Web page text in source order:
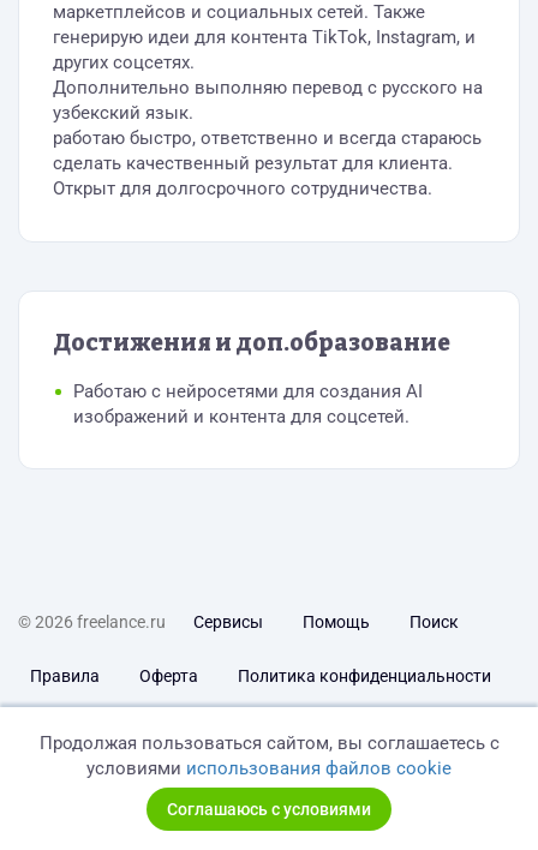
маркетплейсов и социальных сетей. Также
генерирую идеи для контента TikTok, Instagram, и
других соцсетях.
Дополнительно выполняю перевод с русского на
узбекский язык.
работаю быстро, ответственно и всегда стараюсь
сделать качественный результат для клиента.
Открыт для долгосрочного сотрудничества.
Достижения и доп.образование
Работаю с нейросетями для создания AI
изображений и контента для соцсетей.
© 2026 freelance.ru Сервисы Помощь Поиск
Правила Оферта Политика конфиденциальности
Продолжая пользоваться сайтом, вы соглашаетесь с
условиями использования файлов cookie
Соглашаюсь с условиями